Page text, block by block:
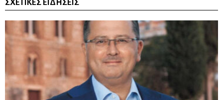
ΣΧΕΤΙΚΈΣ ΕΙΔΉΣΕΙΣ